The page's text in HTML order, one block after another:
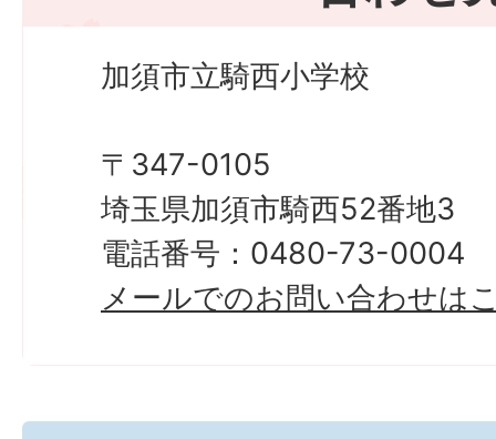
加須市立騎西小学校
〒347-0105
埼玉県加須市騎西52番地3
電話番号：0480-73-0004
メールでのお問い合わせは